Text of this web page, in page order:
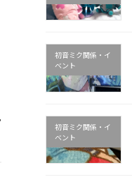
初音ミク関係・イ
ベント
初音ミク関係・イ
ベント